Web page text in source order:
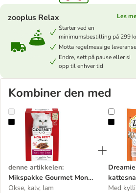
zooplus Relax
Les
Starter ved en
minimumsbestilling på 299
Motta regelmessige
Endre, sett på pause eller si
opp til enhver tid
Kombiner den med
Mikspakke Gourmet Mon Petit 12 x 50
denne artikkelen:
Mikspakke Gourmet Mon
Petit 12 x 50 g
Okse, kalv, lam
Med